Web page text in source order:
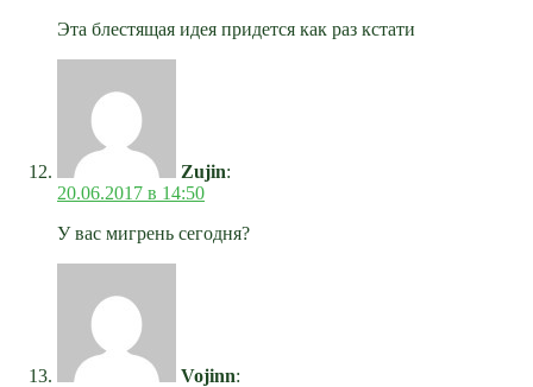
Эта блестящая идея придется как раз кстати
Zujin:
20.06.2017 в 14:50
У вас мигрень сегодня?
Vojinn: